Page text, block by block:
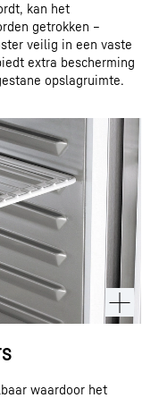
kan het
getrokken –
veilig in een vaste
extra bescherming
opslagruimte.
waardoor het